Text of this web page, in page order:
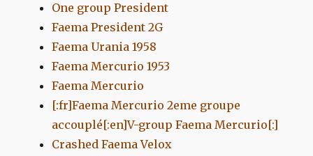
One group President
Faema President 2G
Faema Urania 1958
Faema Mercurio 1953
Faema Mercurio
[:fr]Faema Mercurio 2eme groupe
accouplé[:en]V-group Faema Mercurio[:]
Crashed Faema Velox